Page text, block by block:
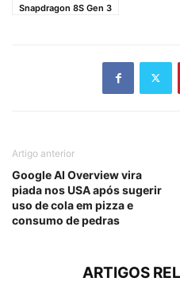
Snapdragon 8S Gen 3
Artigo anterior
Google AI Overview vira
piada nos USA após sugerir
uso de cola em pizza e
consumo de pedras
ARTIGOS